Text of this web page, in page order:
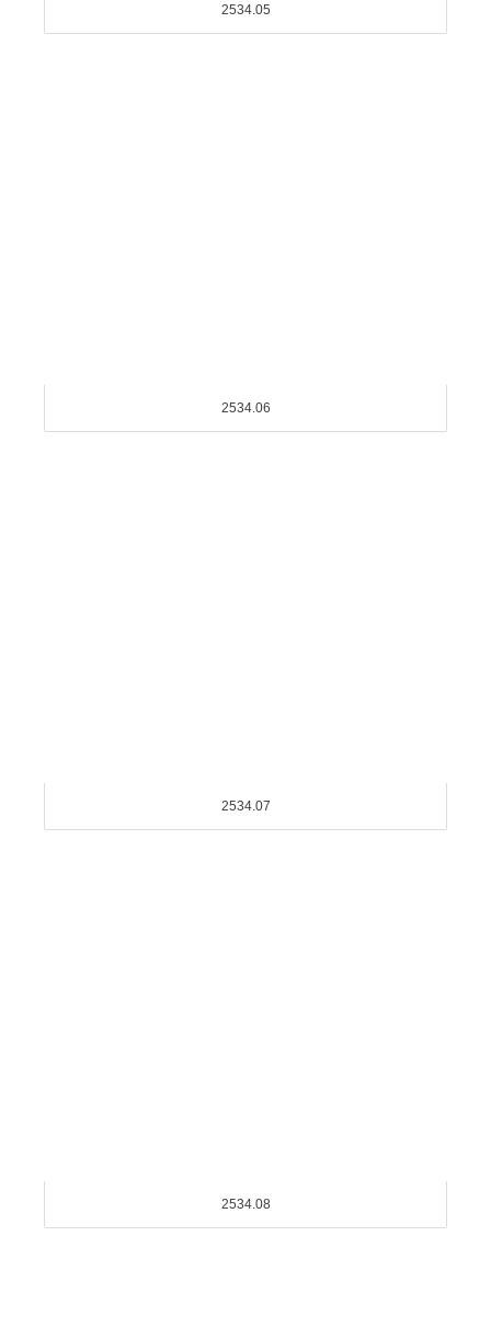
2534.05
2534.06
2534.07
2534.08